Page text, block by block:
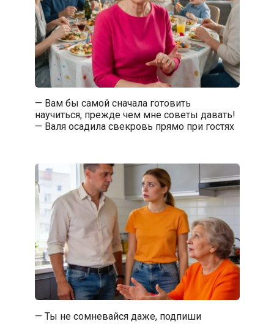
— Вам бы самой сначала готовить
научиться, прежде чем мне советы давать!
— Валя осадила свекровь прямо при гостях
— Ты не сомневайся даже, подпиши